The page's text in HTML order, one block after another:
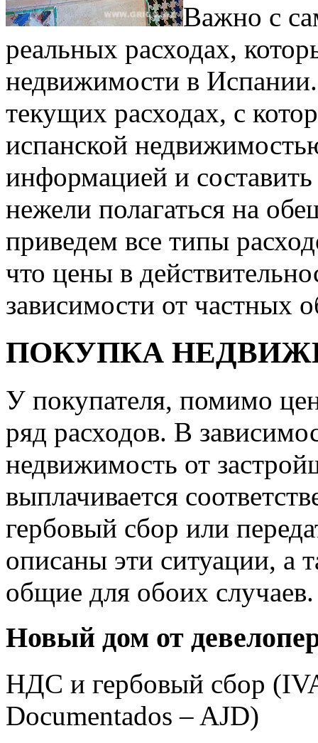
Важно с
реальных расходах,
недвижимости в
текущих расходах, с
испанской
информацией и
нежели полагаться на
приведем все типы
что цены в
зависимости от частных
ПОКУПКА
У покупателя, помимо
ряд расходов. В
недвижимость от
выплачивается
гербовый сбор или
описаны эти ситуации, а
общие для обоих случаев.
Новый дом от
НДС и гербовый сбор
Documentados – AJD)